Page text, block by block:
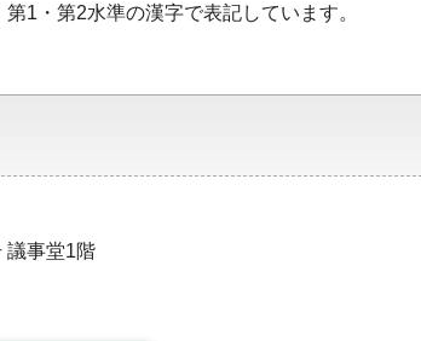
1・第2水準の漢字で表記しています。
議事堂1階